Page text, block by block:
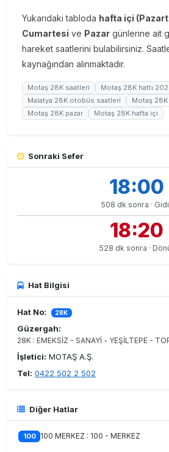
Yukarıdaki tabloda hafta içi
Cumartesi ve Pazar günlerine ait
hareket saatlerini bulabilirsiniz.
kaynağından alınmaktadır.
Motaş 28K saatleri
Motaş 28K hattı
Malatya 28K otobüs saatleri
Motaş
Motaş 28K pazar
Motaş 28K hafta içi
Sonraki Sefer
18:00
508 dk sonra ·
18:20
528 dk sonra ·
Hat Bilgisi
Hat No: 28K
Güzergah:
28K : EMEKSİZ - SANAYİ - YEŞİLTEPE -
İşletici: MOTAŞ A.Ş.
Tel: 0422 502 2 502
Diğer Hatlar
100 100 MERKEZ : 100 - MERKEZ